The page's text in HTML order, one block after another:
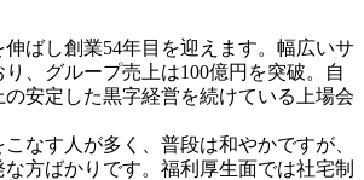
ばし創業54年目を迎えます。幅広いサ
、グループ売上は100億円を突破。自
の安定した黒字経営を続けている上場会
なす人が多く、普段は和やかですが、
方ばかりです。福利厚生面では社宅制